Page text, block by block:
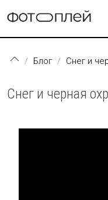
Блог Снег и
Снег и черная